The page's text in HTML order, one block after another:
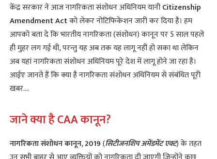
केंद्र सरकार ने आज नागरिकता संशोधन अधिनियम यानीCitizenship
Amendment Actको लेकर नोटिफिकेशन जारी कर दिया है। हम
आपको बता दे कि भारतीय नागरिकता (संशोधन) कानून पर 5 साल पहले
ही मुहर लग गई थी, परन्तु यह अब तक यह लागू नहीं हो सका था लेकिन
अब यहां नागरिकता संशोधन अधिनियम पूरे देश में लागू होने जा रहा है।
आईए जानते हैं कि क्या है नागरिकता संशोधन अधिनियम से संबंधित पूरी
खबर….
जाने क्या है CAA कानून?
नागरिकता संशोधन कानून, 2019(सिटीजनशिप अमेंडमेंट एक्ट) के तहत